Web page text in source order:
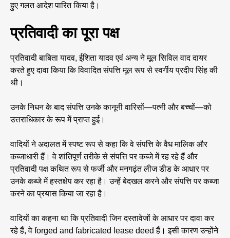
हुए गलत आदेश पारित किया है।
प्रतिवादी का पूरा पक्ष
प्रतिवादी बाबिता यादव, ईशिता यादव एवं अन्य ने मूल सिविल वाद दायर
करते हुए दावा किया कि विवादित संपत्ति मूल रूप से स्वर्गीय प्रदीप सिंह की
थी।
उनके निधन के बाद संपत्ति उनके कानूनी वारिसों—पत्नी और बच्चों—को
उत्तराधिकार के रूप में प्राप्त हुई।
वादियों ने अदालत में स्पष्ट रूप से कहा कि वे संपत्ति के वैध मालिक और
कब्जाधारी हैं। वे शांतिपूर्ण तरीके से संपत्ति पर कब्जे में रह रहे हैं और
प्रतिवादी पक्ष कथित रूप से फर्जी और मनगढ़ंत लीज डीड के आधार पर
उनके कब्जे में हस्तक्षेप कर रहा है। उन्हें बेदखल करने और संपत्ति पर कब्जा
करने का प्रयास किया जा रहा है।
वादियों का कहना था कि प्रतिवादी जिन दस्तावेजों के आधार पर दावा कर
रहे हैं, वे forged and fabricated lease deed हैं। इसी कारण उन्होंने